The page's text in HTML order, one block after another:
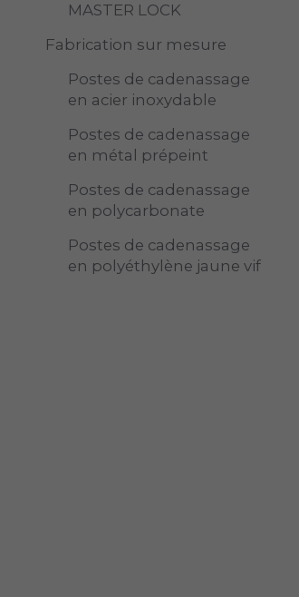
MASTER LOCK
Fabrication sur mesure
Postes de cadenassage
en acier inoxydable
Postes de cadenassage
en métal prépeint
Postes de cadenassage
en polycarbonate
Postes de cadenassage
en polyéthylène jaune vif